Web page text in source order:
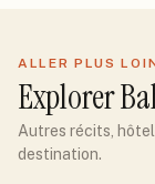
ALLER PLUS
Explorer
Autres récits,
destination.